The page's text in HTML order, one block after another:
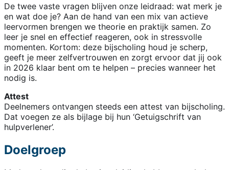
De twee vaste vragen blijven onze leidraad: wat merk je
en wat doe je? Aan de hand van een mix van actieve
leervormen brengen we theorie en praktijk samen. Zo
leer je snel en effectief reageren, ook in stressvolle
momenten. Kortom: deze bijscholing houd je scherp,
geeft je meer zelfvertrouwen en zorgt ervoor dat jij ook
in 2026 klaar bent om te helpen – precies wanneer het
nodig is.
Attest
Deelnemers ontvangen steeds een attest van bijscholing.
Dat voegen ze als bijlage bij hun ‘Getuigschrift van
hulpverlener’.
Doelgroep